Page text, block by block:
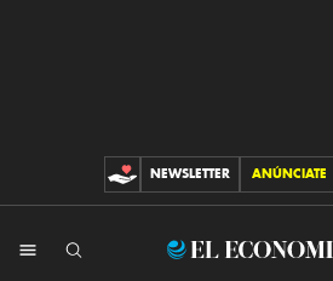
CONTRIBUCIONES
NEWSLETTER ANÚNCIATE
El